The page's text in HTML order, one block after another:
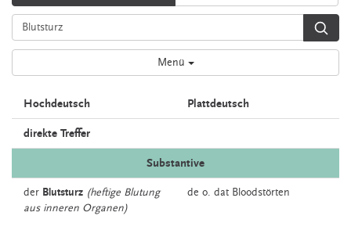
Menü
Hochdeutsch Plattdeutsch
direkte Treffer
Substantive
der Blutsturz (heftige Blutung
aus inneren Organen)
de o. dat Bloodstörten